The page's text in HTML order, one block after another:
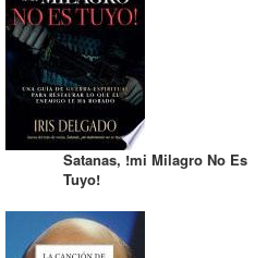
Satanas, !mi Milagro No Es
Tuyo!